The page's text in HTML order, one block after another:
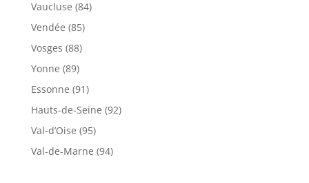
Vaucluse (84)
Vendée (85)
Vosges (88)
Yonne (89)
Essonne (91)
Hauts-de-Seine (92)
Val-d’Oise (95)
Val-de-Marne (94)